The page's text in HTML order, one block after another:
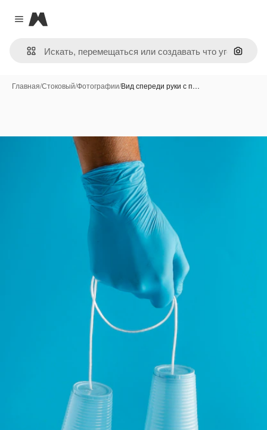
Close menu
Magnific
Поиск
Главная/Стоковый/Фотографии/Вид спереди руки с п…